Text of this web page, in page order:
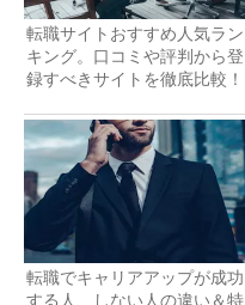
転職サイトおすすめ人気ラン
キング。口コミや評判から登
録すべきサイトを徹底比較！
転職でキャリアアップが成功
する人、しない人の違い＆特